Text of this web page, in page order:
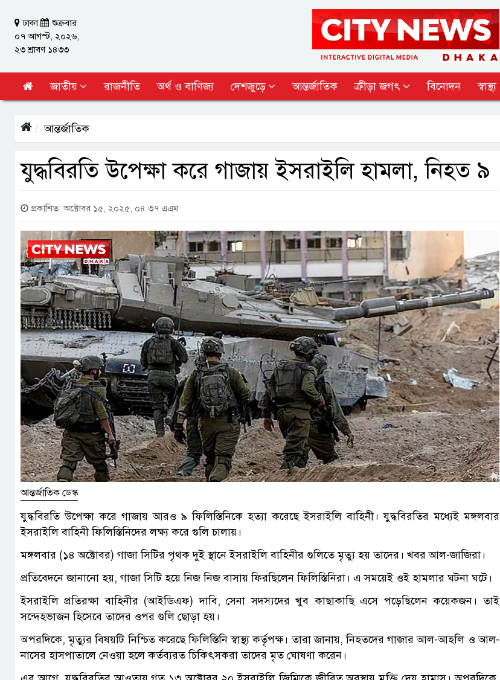
ঢাকা
শুক্রবার
০৭ আগস্ট, ২০২৬,
২৩ শ্রাবণ ১৪৩৩
জাতীয় রাজনীতি অর্থ ও বাণিজ্য দেশজুড়ে আন্তর্জাতিক ক্রীড়া জগৎ বিনোদন স্বাস্থ্য
আন্তর্জাতিক
যুদ্ধবিরতি উপেক্ষা করে গাজায় ইসরাইলি হামলা, নিহত ৯
প্রকাশিত: অক্টোবর ১৫, ২০২৫, ০৪:৩৭ এএম
আন্তর্জাতিক ডেস্ক
যুদ্ধবিরতি উপেক্ষা করে গাজায় আরও ৯ ফিলিস্তিনিকে হত্যা করেছে ইসরাইলি বাহিনী। যুদ্ধবিরতির মধ্যেই মঙ্গলবার
ইসরাইলি বাহিনী ফিলিস্তিনিদের লক্ষ্য করে গুলি চালায়।
মঙ্গলবার (১৪ অক্টোবর) গাজা সিটির পৃথক দুই স্থানে ইসরাইলি বাহিনীর গুলিতে মৃত্যু হয় তাদের। খবর আল-জাজিরা।
প্রতিবেদনে জানানো হয়, গাজা সিটি হয়ে নিজ নিজ বাসায় ফিরছিলেন ফিলিস্তিনিরা। এ সময়েই ওই হামলার ঘটনা ঘটে।
ইসরাইলি প্রতিরক্ষা বাহিনীর (আইডিএফ) দাবি, সেনা সদস্যদের খুব কাছাকাছি এসে পড়েছিলেন কয়েকজন। তাই
সন্দেহভাজন হিসেবে তাদের ওপর গুলি ছোড়া হয়।
অপরদিকে, মৃত্যুর বিষয়টি নিশ্চিত করেছে ফিলিস্তিনি স্বাস্থ্য কর্তৃপক্ষ। তারা জানায়, নিহতদের গাজার আল-আহলি ও আল-
নাসের হাসপাতালে নেওয়া হলে কর্তব্যরত চিকিৎসকরা তাদের মৃত ঘোষণা করেন।